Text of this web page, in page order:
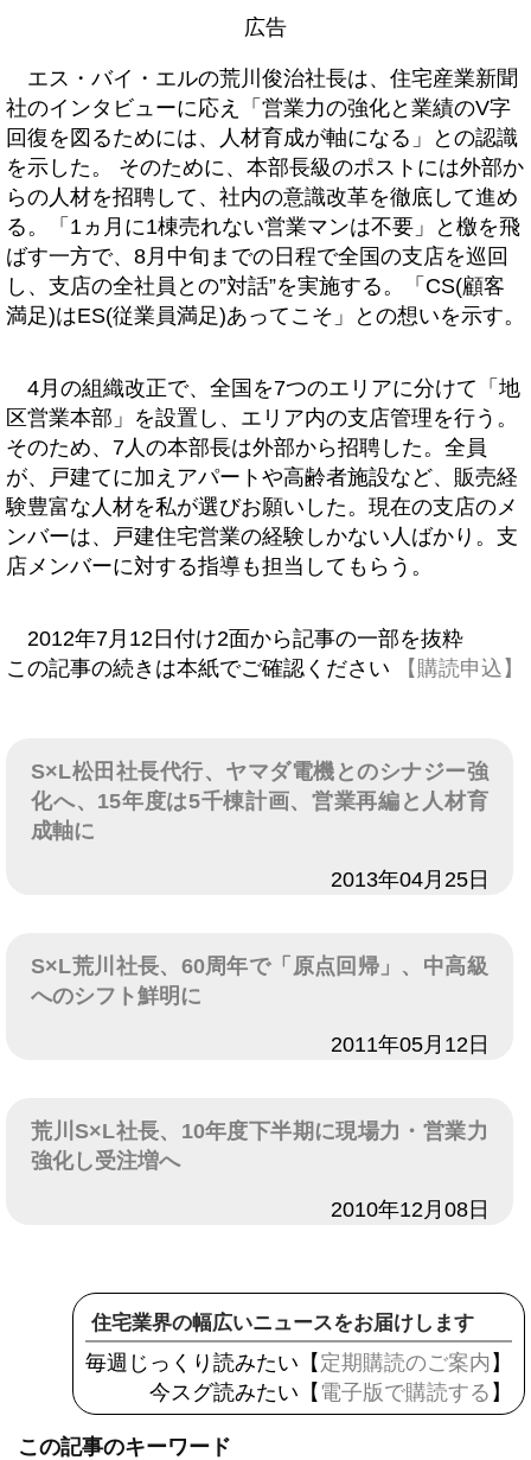
広告
エス・バイ・エルの荒川俊治社長は、住宅産業新聞
社のインタビューに応え「営業力の強化と業績のV字
回復を図るためには、人材育成が軸になる」との認識
を示した。 そのために、本部長級のポストには外部か
らの人材を招聘して、社内の意識改革を徹底して進め
る。「1ヵ月に1棟売れない営業マンは不要」と檄を飛
ばす一方で、8月中旬までの日程で全国の支店を巡回
し、支店の全社員との”対話”を実施する。「CS(顧客
満足)はES(従業員満足)あってこそ」との想いを示す。
4月の組織改正で、全国を7つのエリアに分けて「地
区営業本部」を設置し、エリア内の支店管理を行う。
そのため、7人の本部長は外部から招聘した。全員
が、戸建てに加えアパートや高齢者施設など、販売経
験豊富な人材を私が選びお願いした。現在の支店のメ
ンバーは、戸建住宅営業の経験しかない人ばかり。支
店メンバーに対する指導も担当してもらう。
2012年7月12日付け2面から記事の一部を抜粋
この記事の続きは本紙でご確認ください
【購読申込】
S×L松田社長代行、ヤマダ電機とのシナジー強
化へ、15年度は5千棟計画、営業再編と人材育
成軸に
2013年04月25日
S×L荒川社長、60周年で「原点回帰」、中高級
へのシフト鮮明に
2011年05月12日
荒川S×L社長、10年度下半期に現場力・営業力
強化し受注増へ
2010年12月08日
住宅業界の幅広いニュースをお届けします
毎週じっくり読みたい【 定期購読のご案内 】
今スグ読みたい【 電子版で購読する 】
この記事のキーワード